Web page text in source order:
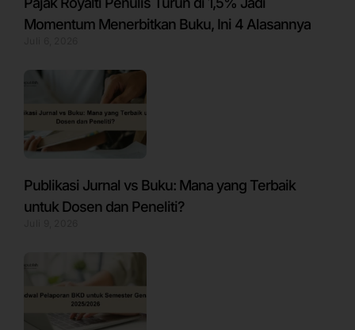
Momentum Menerbitkan Buku, Ini 4 Alasannya
Publikasi Jurnal vs Buku: Mana yang Terbaik
untuk Dosen dan Peneliti?